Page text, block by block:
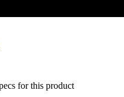
for this product